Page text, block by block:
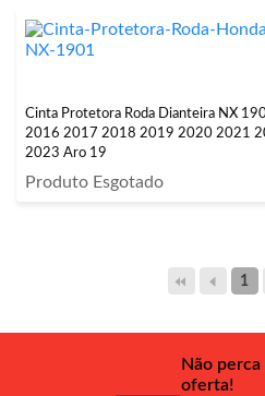
Cinta Protetora Roda Dianteira NX
2016 2017 2018 2019 2020 2021
2023 Aro 19
Produto Esgotado
1
Não
oferta!